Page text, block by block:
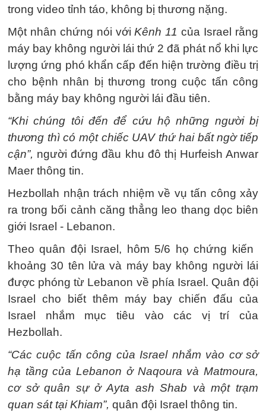
trong video tỉnh táo, không bị thương nặng.
Một nhân chứng nói vớiKênh 11 của Israel rằng
máy bay không người lái thứ 2 đã phát nổ khi lực
lượng ứng phó khẩn cấp đến hiện trường điều trị
cho bệnh nhân bị thương trong cuộc tấn công
bằng máy bay không người lái đầu tiên.
“Khi chúng tôi đến để cứu hộ những người bị
thương thì có một chiếc UAV thứ hai bất ngờ tiếp
cận”, người đứng đầu khu đô thị Hurfeish Anwar
Maer thông tin.
Hezbollah nhận trách nhiệm về vụ tấn công xảy
ra trong bối cảnh căng thẳng leo thang dọc biên
giới Israel - Lebanon.
Theo quân đội Israel, hôm 5/6 họ chứng kiến ​​
khoảng 30 tên lửa và máy bay không người lái
được phóng từ Lebanon về phía Israel. Quân đội
Israel cho biết thêm máy bay chiến đấu của
Israel nhắm mục tiêu vào các vị trí của
Hezbollah.
“Các cuộc tấn công của Israel nhắm vào cơ sở
hạ tầng của Lebanon ở Naqoura và Matmoura,
cơ sở quân sự ở Ayta ash Shab và một trạm
quan sát tại Khiam”, quân đội Israel thông tin.